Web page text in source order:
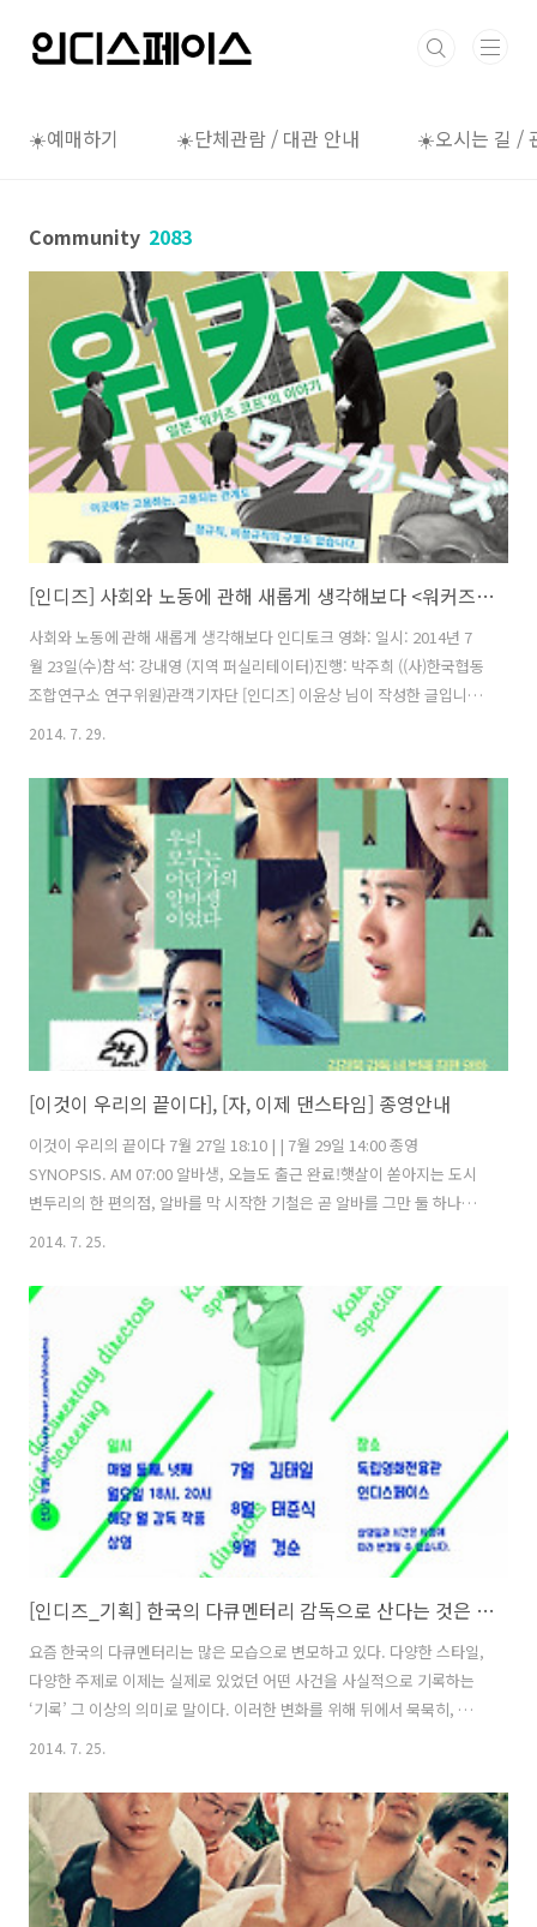
☀️예매하기 ☀️단체관람 / 대관 안내 ☀️오시는 길 /
Community 2083
[인디즈] 사회와 노동에 관해 새롭게 생각해보다 <워커즈> 인디토크
사회와 노동에 관해 새롭게 생각해보다 인디토크 영화: 일시: 2014년 7
월 23일(수)참석: 강내영 (지역 퍼실리테이터)진행: 박주희 ((사)한국협동
조합연구소 연구위원)관객기자단 [인디즈] 이윤상 님이 작성한 글입니다
:D 7월 23일, 인디스페이스에서는 상영 후 첫 번째 강연이 있었다. 일본
노동과 고용방식을 실행하고 있는 노동 협동조합의 여러 사업들을 보여
준다. 시장주의와 고용인-피고용인의 패러다임에 익숙해진 우리들에게
는 새로우며, 동시에 많은 질문을 던지는 영화이기도 하다. 한국 협동조
합 연구소의 박주희 연구위원이 진행을 맡았고, 일본 노동자협동조합과
한국의 대한 노동자 협동조합의 교류에도 도움을 준 강대형 연구자가 강
2014. 7. 29.
[이것이 우리의 끝이다], [자, 이제 댄스타임] 종영안내
이것이 우리의 끝이다 7월 27일 18:10 | | 7월 29일 14:00 종영
SYNOPSIS. AM 07:00 알바생, 오늘도 출근 완료!햇살이 쏟아지는 도시
변두리의 한 편의점, 알바를 막 시작한 기철은 곧 알바를 그만 둘 하나에
게 일을 배우고 있다. 새로 온 알바 기철은 시작되려는 연애 앞에서 머뭇
이 아프다. 정반대인 이들의 연애지만 편의점에서 사랑이 시작되었다는
공통점이 있다. 설레는 하루를 기대하며 편의점 오픈!PM 1:00 우리 모두
는 어딘가의 알바생이었다.똑딱똑딱 시계의 초침이 돌아가고, 작은 편의
점에는 대학생, 자퇴생, 인디 뮤지션, 배우 지망생, 동성애자, 탈북자, 중
년 실직자 등 다양한 사람들이 ‘알바생’이라는 이름으..
2014. 7. 25.
[인디즈_기획] 한국의 다큐멘터리 감독으로 산다는 것은 [한국의 다큐멘터리 감독들 기획전] 그 첫 번째. 김태일 감독
요즘 한국의 다큐멘터리는 많은 모습으로 변모하고 있다. 다양한 스타일,
다양한 주제로 이제는 실제로 있었던 어떤 사건을 사실적으로 기록하는
‘기록’ 그 이상의 의미로 말이다. 이러한 변화를 위해 뒤에서 묵묵히, 꾸
준히 자신의 길을 걸어온 감독들이 여기 있다. ‘한국의 다큐멘터리 감독
째 월요일 18시 20시에 진행되며 마지막 상영은 감독과 함께하는 대담회
도 준비되어 있다. 대담회는 감독의 작품을 보고 그의 작업세계와 다큐멘
터리 역사를 돌이켜 보고 개인적으로 궁금했던 점들도 얘기하며 같이 고
민하는 자리이기도 하다. [한국의 다큐멘터리 감독들] 기획전은 오랜 시
간 꾸준히 작업을 해 온 한국의 다큐멘터리 감독들의 작품을 재조명하는
2014. 7. 25.